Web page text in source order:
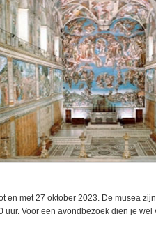
en met 27 oktober 2023. De musea
uur. Voor een avondbezoek dien je